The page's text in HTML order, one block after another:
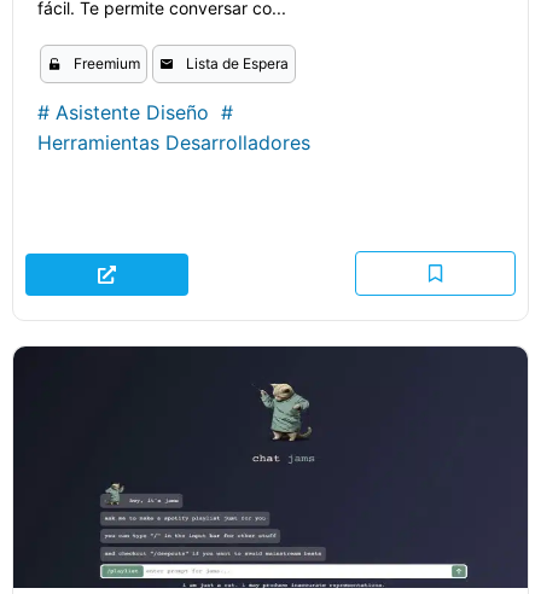
fácil. Te permite conversar co...
Freemium Lista de Espera
# Asistente Diseño #
Herramientas Desarrolladores